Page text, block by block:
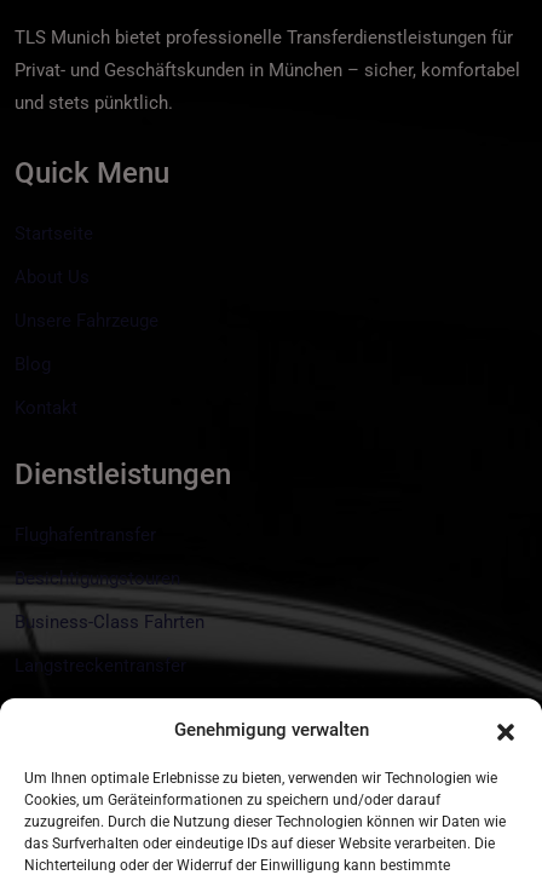
Genehmigung verwalten
Um Ihnen optimale Erlebnisse zu bieten, verwenden wir Technologien wie
Cookies, um Geräteinformationen zu speichern und/oder darauf
zuzugreifen. Durch die Nutzung dieser Technologien können wir Daten wie
das Surfverhalten oder eindeutige IDs auf dieser Website verarbeiten. Die
Nichterteilung oder der Widerruf der Einwilligung kann bestimmte
TLS Munich bietet professionelle Transferdienstleistungen für
Privat- und Geschäftskunden in München – sicher, komfortabel
und stets pünktlich.
Quick Menu
Startseite
About Us
Unsere Fahrzeuge
Blog
Kontakt
Dienstleistungen
Flughafentransfer
Besichtigungstouren
Business-Class Fahrten
Langstreckentransfer
Kontakt
Münchner Str. 18 85774 Unterföhring